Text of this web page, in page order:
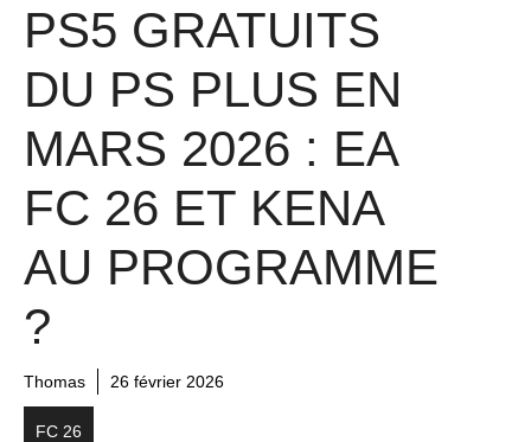
PS5 GRATUITS
DU PS PLUS EN
MARS 2026 : EA
FC 26 ET KENA
AU PROGRAMME
?
Thomas 26 février 2026
FC 26